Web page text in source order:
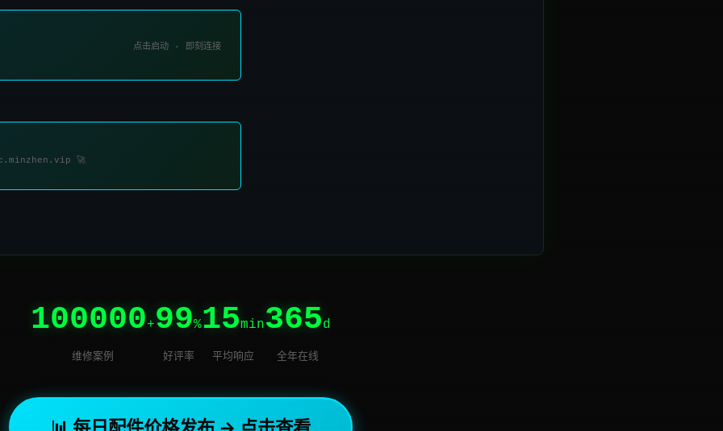
点击启动 · 即刻连接
🚀
100000+
维修案例
99%
好评率
15min
平均响应
365d
全年在线